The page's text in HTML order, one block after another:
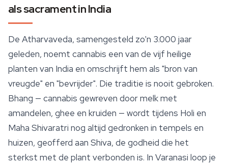
als sacrament in India
De Atharvaveda, samengesteld zo'n 3.000 jaar
geleden, noemt cannabis een van de vijf heilige
planten van India en omschrijft hem als "bron van
vreugde" en "bevrijder". Die traditie is nooit gebroken.
Bhang — cannabis gewreven door melk met
amandelen, ghee en kruiden — wordt tijdens Holi en
Maha Shivaratri nog altijd gedronken in tempels en
huizen, geofferd aan Shiva, de godheid die het
sterkst met de plant verbonden is. In Varanasi loop je